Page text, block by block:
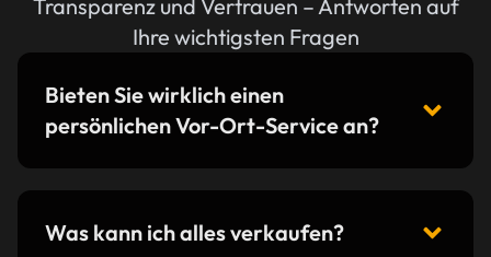
Transparenz und Vertrauen – Antworten auf
Ihre wichtigsten Fragen
Bieten Sie wirklich einen
persönlichen Vor-Ort-Service an?
Was kann ich alles verkaufen?